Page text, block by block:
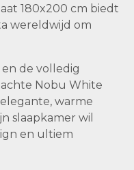
180x200 cm biedt
wereldwijd om
de volledig
Nobu White
warme
slaapkamer wil
en ultiem